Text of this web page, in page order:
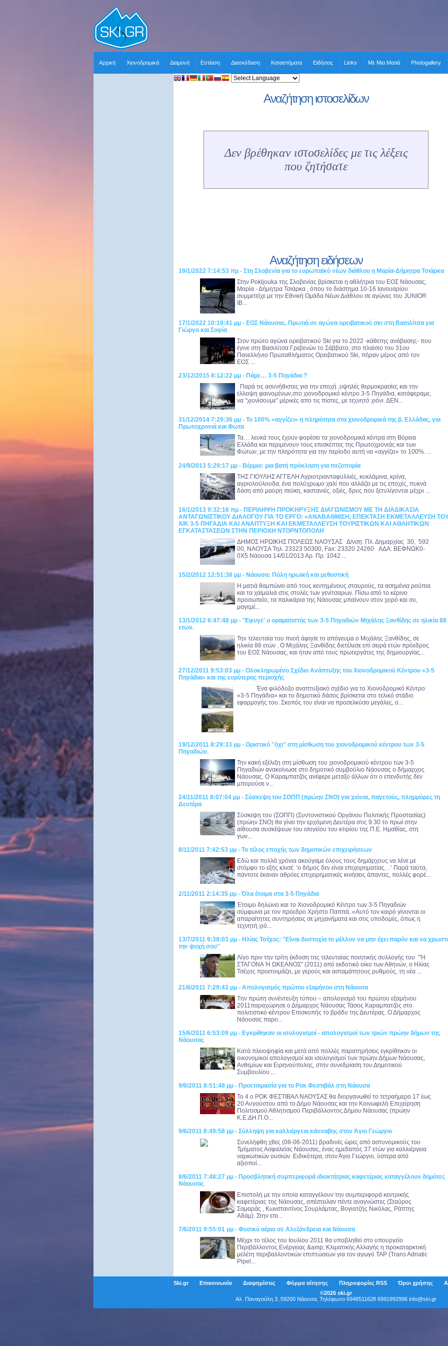
Αρχική Χιονοδρομικά Διαμονή Εστίαση Διασκέδαση Καταστήματα Ειδήσεις Links Με Μια Ματιά Photogallery
Αναζήτηση ιστοσελίδων
Δεν βρέθηκαν ιστοσελίδες με τις λέξεις
που ζητήσατε
Αναζήτηση ειδήσεων
19/1/2022 7:14:53 πμ - Στη Σλοβενία για το ευρωπαϊκό νέων διάθλου η Μαρία-Δήμητρα Τσιάρκα
Στην Pokljouka της Σλοβενίας βρίσκεται η αθλήτρια του ΕΟΣ Νάουσας,
Μαρία - Δήμητρα Τσιάρκα , όπου το διάστημα 10-16 Ιανουαρίου
συμμετείχε με την Εθνική Ομάδα Νέων Διάθλου σε αγώνες του JUNIOR
IB...
17/1/2022 10:19:41 μμ - ΕΟΣ Νάουσας. Πρωτιά σε αγώνα ορειβατικού σκι στη Βασιλίτσα για
Γιώργο και Σοφία
Στον πρώτο αγώνα ορειβατικού Ski για το 2022 -κάθετης ανάβασης- που
έγινε στη Βασιλίτσα Γρεβενών το Σάββατο, στο πλαίσιο του 31ου
Πανελλήνιο Πρωταθλήματος Ορειβατικού Ski, πήραν μέρος από τον
ΕΟΣ ...
23/12/2015 8:12:22 μμ - Πάμε… 3-5 Πηγάδια ?
Παρά τις ασυνήθιστες για την εποχή ,υψηλές θερμοκρασίες και την
έλλειψη φαινομένων,στο χιονοδρομικό κέντρο 3-5 Πηγάδια, κατάφεραμε,
να ”χιονίσουμε” μέρικές απο τις πίστες, με τεχνητό χιόνι. ΔΕΝ...
31/12/2014 7:29:36 μμ - Το 100% «αγγίζει» η πληρότητα στα χιονοδρομικά της β. Ελλάδας, για
Πρωτοχρονιά και Φώτα
Τα… λευκά τους έχουν φορέσει τα χιονοδρομικά κέντρα στη Βόρεια
Ελλάδα και περιμένουν τους επισκέπτες της Πρωτοχρονιάς και των
Φώτων, με την πληρότητα για την περίοδο αυτή να «αγγίζει» το 100%. ...
24/9/2013 5:29:17 μμ - Βέρμιο: μια βατή πρόκληση για πεζοπορία
ΤΗΣ ΓΙΟΥΛΗΣ ΑΓΓΕΛΗ Αγριοτριανταφυλλιές, κυκλάμινα, κρίνα,
αγριολούλουδα, ένα πολύχρωμο χαλί που αλλάζει με τις εποχές, πυκνά
δάση από μαύρη πεύκη, καστανιές, οξιές, δρυς που ξετυλίγονται μέχρι ...
16/1/2013 9:32:16 πμ - ΠΕΡΙΛΗΨΗ ΠΡΟΚΗΡΥΞΗΣ ΔΙΑΓΩΝΙΣΜΟΥ ΜΕ ΤΗ ΔΙΑΔΙΚΑΣΙΑ
ΑΝΤΑΓΩΝΙΣΤΙΚΟΥ ΔΙΑΛΟΓΟΥ ΓΙΑ ΤΟ ΕΡΓΟ: «ΑΝΑΒΑΘΜΙΣΗ, ΕΠΕΚΤΑΣΗ ΕΚΜΕΤΑΛΛΕΥΣΗ
Χ/Κ 3-5 ΠΗΓΑΔΙΑ ΚΑΙ ΑΝΑΠΤΥΞΗ ΚΑΙ ΕΚΜΕΤΑΛΛΕΥΣΗ ΤΟΥΡΙΣΤΙΚΩΝ ΚΑΙ ΑΘΛΗΤΙΚΩΝ
ΕΓΚΑΤΑΣΤΑΣΕΩΝ ΣΤΗΝ ΠΕΡΙΟΧΗ ΝΤΟΡΝΤΟΠΟΛΗ
ΔΗΜΟΣ ΗΡΩΙΚΗΣ ΠΟΛΕΩΣ ΝΑΟΥΣΑΣ Δ/νση: Πλ. Δημαρχίας 30, 592
00, ΝΑΟΥΣΑ Τηλ. 23323 50300, Fax: 23320 24260 ΑΔΑ: ΒΕΦΝΩΚ0-
0Χ5 Νάουσα 14/01/2013 Αρ. Πρ. 1042 ...
15/2/2012 12:51:38 μμ - Νάουσα: Πόλη ηρωϊκή και μεθυστική
Η ματιά θαμπώνει από τους κεντημένους σταυρούς, τα ασημένια ρούπια
και τα χαϊμαλιά στις στολές των γενίτσαρων. Πίσω από το κέρινο
προσωπείο, τα παλικάρια της Νάουσας μπαίνουν στον χορό και συ,
μαγεμέ...
13/1/2012 6:47:48 μμ - 'Έφυγε' ο οραματιστής των 3-5 Πηγαδιών Μιχάλης Ξανθίδης σε ηλικία 88
ετων.
Την τελευταία του πνοή άφησε το απόγευμα ο Μιχάλης Ξανθίδης, σε
ηλικία 88 ετών . Ο Μιχάλης Ξανθίδης διετέλεσε επί σειρά ετών πρόεδρος
του ΕΟΣ Νάουσας, και ήταν από τους πρωτεργάτες της δημιουργίας...
27/12/2011 9:53:03 μμ - Ολοκληρωμένο Σχέδιο Ανάπτυξης του Χιονοδρομικού Κέντρου «3-5
Πηγάδια» και της ευρύτερης περιοχής
Ένα φιλόδοξο αναπτυξιακό σχέδιο για το Χιονοδρομικό Κέντρο
«3-5 Πηγάδια» και το δημοτικό δάσος βρίσκεται στο τελικό στάδιο
εφαρμογής του. Σκοπός του είναι να προσελκύσει μεγάλες, ο...
19/12/2011 8:29:33 μμ - Οριστικό ''όχι'' στη μίσθωση του χιονοδρομικού κέντρου των 3-5
Πηγαδιών.
Την κακή εξέλιξη στη μίσθωση του χιονοδρομικού κέντρου των 3-5
Πηγαδιών ανακοίνωσε στο δημοτικό συμβούλιο Νάουσας ο δήμαρχος
Νάουσας. Ο Καραμπατζός ανέφερε μεταξύ άλλων ότι ο επενδυτής δεν
μπορούσε ν...
24/11/2011 8:07:04 μμ - Σύσκεψη του ΣΟΠΠ (πρώην ΣΝΟ) για χιόνια, παγετούς, πλημμύρες τη
Δευτέρα
Σύσκεψη του (ΣΟΠΠ) (Συντονιστικού Οργάνου Πολιτικής Προστασίας)
(πρώην ΣΝΟ) θα γίνει την ερχόμενη Δευτέρα στις 9.30 το πρωί στην
αίθουσα συσκέψεων του ισογείου του κτιρίου της Π.Ε. Ημαθίας, στη
γων...
8/11/2011 7:42:53 μμ - Το τέλος εποχής των δημοτικών επιχειρήσεων
Εδώ και πολλά χρόνια ακούγαμε όλους τους δημάρχους να λένε με
στόμφο το εξής κλισέ: ‘ο δήμος δεν είναι επιχειρηματίας…’ Παρά ταύτα,
πάντοτε έκαναν αθρόες επιχειρηματικές κινήσεις άπαντες, πολλές φορέ...
2/11/2011 2:14:35 μμ - Όλα έτοιμα στα 3-5 Πηγάδια
Έτοιμο δηλώνει και το Χιονοδρομικό Κέντρο των 3-5 Πηγαδιών
σύμφωνα με τον πρόεδρο Χρήστο Παππά. «Αυτό τον καιρό γίνονται οι
απαραίτητες συντηρήσεις σε μηχανήματα και στις υποδομές, όπως η
τεχνητή χιό...
13/7/2011 9:38:03 μμ - Ηλίας Τσέχος: ''Είναι δυστυχία το μέλλον να μην έχει παρόν και να
την ψυχή σου''
Λίγο πριν την τρίτη έκδοση της τελευταίας ποιητικής συλλογής του "'Η
ΣΤΑΓΟΝΑ 'Η ΩΚΕΑΝΟΣ" (2011) από εκδοτικό οίκο των Αθηνών, ο Ηλίας
Τσέχος προετοιμάζει, με γερούς και ασταμάτητους ρυθμούς, τη νέα ...
21/6/2011 7:29:42 μμ - Απολογισμός πρώτου εξαμήνου στη Νάουσα
Tην πρώτη συνέντευξη τύπου – απολογισμό του πρώτου εξαμήνου
2011παραχώρησε ο Δήμαρχος Νάουσας Τάσος Καραμπατζός στο
πολιτιστικό κέντρου Επισκοπής το βράδυ της Δευτέρας. Ο Δήμαρχος
Νάουσας παρο...
15/6/2011 6:53:09 μμ - Εγκρίθηκαν οι ισολογισμοί - απολογισμοί των τριών πρώην δήμων της
Νάουσας
Kατά πλειοψηφία και μετά από πολλές παρατηρήσεις εγκρίθηκαν οι
οικονομικοί απολογισμοί και ισολογισμοί των πρώην Δήμων Νάουσας,
Ανθεμίων και Ειρηνούπολης, στην συνεδρίαση του Δημοτικού
Συμβουλίου ...
9/6/2011 8:51:48 μμ - Προετοιμασία για το Ροκ Φεστιβάλ στη Νάουσα
Το 4 ο ΡΟΚ ΦΕΣΤΙΒΑΛ ΝΑΟΥΣΑΣ θα διοργανωθεί το τετραήμερο 17 έως
20 Αυγούστου από το Δήμο Νάουσας και την Κοινωφελή Επιχείρηση
Πολιτισμού Αθλητισμού Περιβάλλοντος Δήμου Νάουσας (πρώην
Κ.Ε.ΔΗ.Π.Ο...
9/6/2011 8:49:58 μμ - Σύλληψη για καλλιέργεια κάνναβης στον Άγιο Γεώργιο
Συνελήφθη χθες (08-06-2011) βραδινές ώρες από αστυνομικούς του
Τμήματος Ασφαλείας Νάουσας, ένας ημεδαπός 37 ετών για καλλιέργεια
ναρκωτικών ουσιών. Ειδικότερα, στον Άγιο Γεώργιο, ύστερα από
αξιοποί...
8/6/2011 7:48:27 μμ - Προσβλητική συμπεριφορά ιδιοκτήτριας καφετέριας καταγγέλουν δημότες
Νάουσας
Eπιστολή με την οποία καταγγέλουν την συμπεριφορά κεντρικής
καφετέριας της Νάουσας, απέστειλαν πέντε αναγνώστες (Σταύρος
Σαμαράς , Κωνσταντίνος Σουρλάμτας, Βογιατζής Νικόλας, Ράπτης
Αδάμ). Στην επι...
7/6/2011 9:55:01 μμ - Φυσικό αέριο σε Αλεξάνδρεια και Νάουσα
Mέχρι το τέλος του Ιουλίου 2011 θα υποβληθεί στο υπουργείο
Περιβάλλοντος Ενέργειας &amp; Κλιματικής Αλλαγής η προκαταρκτική
μελέτη περιβαλλοντικών επιπτώσεων για τον αγωγό TAP (Trans Adriatic
Pipel...
Ski.gr Επικοινωνία Διαφημίσεις Φόρμα αίτησης Πληροφορίες RSS Όροι χρήσης
©2026 ski.gr
Αλ. Παναγούλη 3, 59200 Νάουσα, Τηλέφωνο 6948511628 6991992996 info@ski.gr